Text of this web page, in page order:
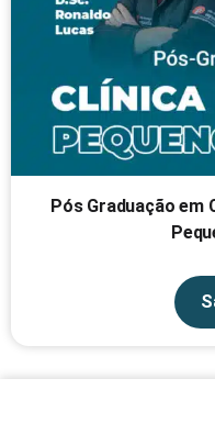
Pós Graduação em